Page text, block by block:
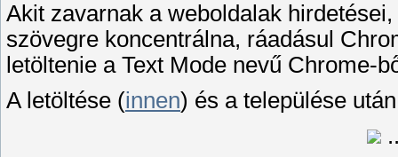
Akit zavarnak a weboldalak
szövegre koncentrálna, ráadásul
letöltenie a Text Mode nevű Chrome-
A letöltése (innen) és a települése